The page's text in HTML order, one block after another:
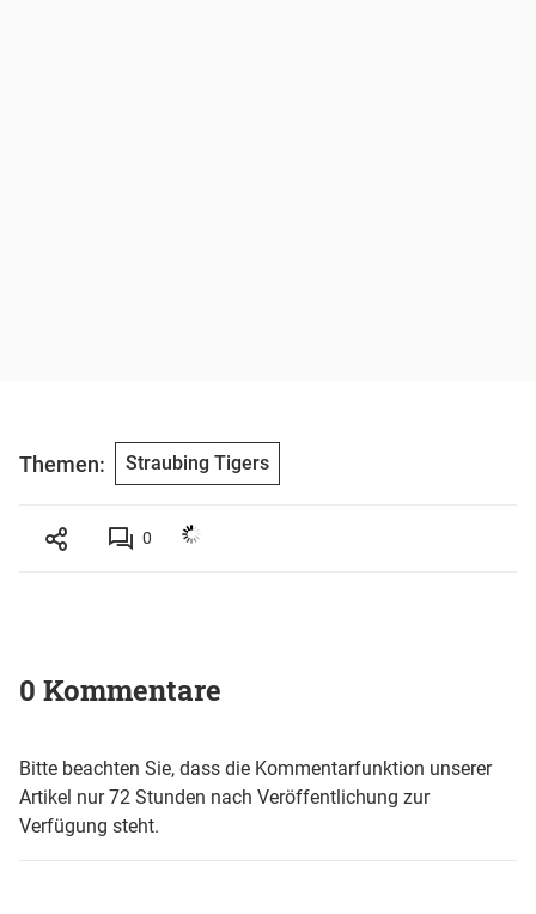
Themen: Straubing Tigers
0
0 Kommentare
Bitte beachten Sie, dass die Kommentarfunktion unserer
Artikel nur 72 Stunden nach Veröffentlichung zur
Verfügung steht.